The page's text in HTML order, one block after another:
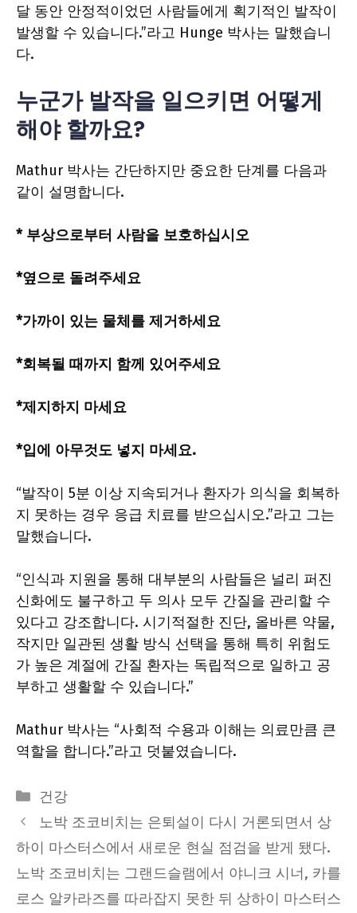
달 동안 안정적이었던 사람들에게 획기적인 발작이
발생할 수 있습니다.”라고 Hunge 박사는 말했습니
다.
누군가 발작을 일으키면 어떻게
해야 할까요?
Mathur 박사는 간단하지만 중요한 단계를 다음과
같이 설명합니다.
* 부상으로부터 사람을 보호하십시오
*옆으로 돌려주세요
*가까이 있는 물체를 제거하세요
*회복될 때까지 함께 있어주세요
*제지하지 마세요
*입에 아무것도 넣지 마세요.
“발작이 5분 이상 지속되거나 환자가 의식을 회복하
지 못하는 경우 응급 치료를 받으십시오.”라고 그는
말했습니다.
“인식과 지원을 통해 대부분의 사람들은 널리 퍼진
신화에도 불구하고 두 의사 모두 간질을 관리할 수
있다고 강조합니다. 시기적절한 진단, 올바른 약물,
작지만 일관된 생활 방식 선택을 통해 특히 위험도
가 높은 계절에 간질 환자는 독립적으로 일하고 공
부하고 생활할 수 있습니다.”
Mathur 박사는 “사회적 수용과 이해는 의료만큼 큰
역할을 합니다.”라고 덧붙였습니다.
Categories
건강
노박 조코비치는 은퇴설이 다시 거론되면서 상
하이 마스터스에서 새로운 현실 점검을 받게 됐다.
노박 조코비치는 그랜드슬램에서 야니크 시너, 카를
로스 알카라즈를 따라잡지 못한 뒤 상하이 마스터스